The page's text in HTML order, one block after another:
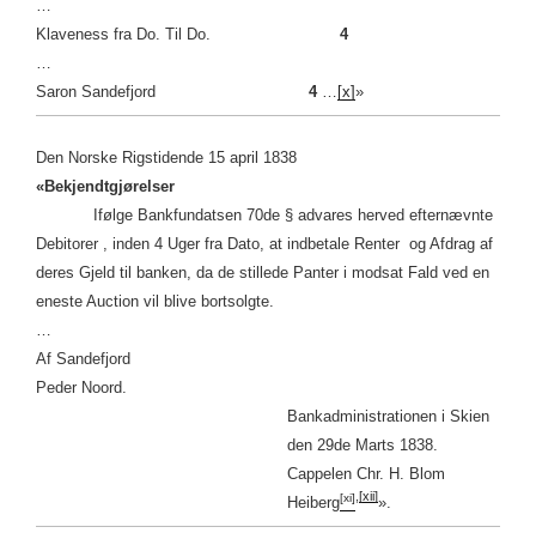
…
Klaveness fra Do. Til Do. 4
…
Saron Sandefjord 4 … [x]»
Den Norske Rigstidende 15 april 1838
«Bekjendtgjørelser
Ifølge Bankfundatsen 70de § advares herved efternævnte
Debitorer , inden 4 Uger fra Dato, at indbetale Renter og Afdrag af
deres Gjeld til banken, da de stillede Panter i modsat Fald ved en
eneste Auction vil blive bortsolgte.
…
Af Sandefjord
Peder Noord.
Bankadministrationen i Skien
den 29de Marts 1838.
Cappelen Chr. H. Blom
Heiberg[xi] [xii]».